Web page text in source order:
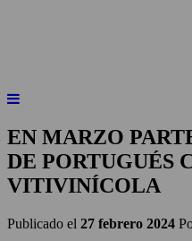
EN MARZO
DE PORTUGUÉS
VITIVINÍCOLA
Publicado el 27 febrero 2024